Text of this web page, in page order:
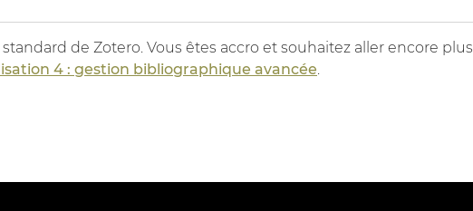
de Zotero. Vous êtes accro et souhaitez aller encore plus
4 : gestion bibliographique avancée